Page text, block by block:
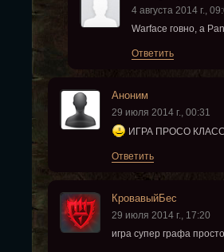
4 августа 2014 г.,
Warface говно, а
Ответить
Аноним
29 июля 2014 г., 00:31
ИГРА ПРОСО
Ответить
КровавыйБес
29 июля 2014 г., 17:20
игра супер графа